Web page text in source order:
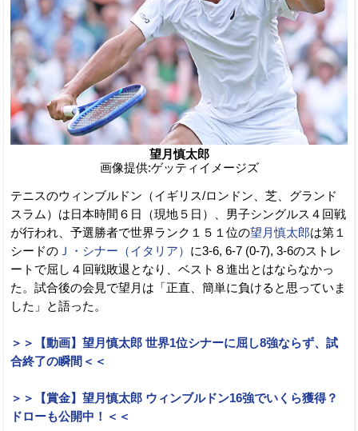
望月慎太郎
画像提供:ゲッティイメージズ
テニスのウィンブルドン（イギリス/ロンドン、芝、グランド
スラム）は日本時間６日（現地５日）、男子シングルス４回戦
が行われ、予選勝者で世界ランク１５１位の望月慎太郎は第１
シードの Ｊ・シナー（イタリア） に3-6, 6-7 (0-7), 3-6のストレ
ートで屈し４回戦敗退となり、ベスト８進出とはならなかっ
た。試合後の会見で望月は「正直、簡単に負けると思っていま
した」と語った。
＞＞【動画】望月慎太郎 世界1位シナーに屈し8強ならず、試
合終了の瞬間＜＜
＞＞【賞金】望月慎太郎 ウィンブルドン16強でいくら獲得？
ドローも公開中！＜＜